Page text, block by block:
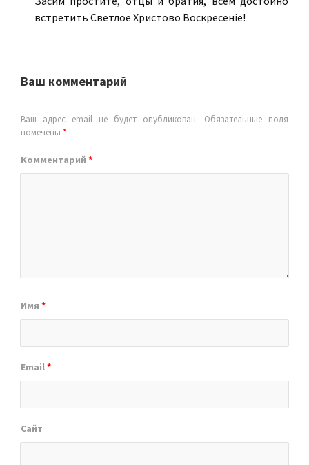
встретить Светлое Христово Воскресенiе!
Ваш комментарий
Ваш адрес email не будет опубликован.
Обязательные поля
помечены *
Комментарий *
Имя *
Email*
Сайт